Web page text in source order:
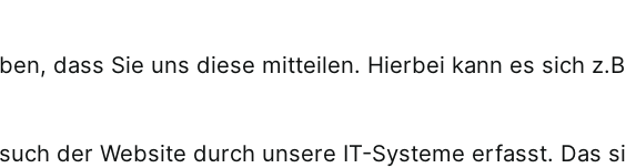
dass Sie uns diese mitteilen. Hierbei kann es sich
der Website durch unsere IT-Systeme erfasst. Das